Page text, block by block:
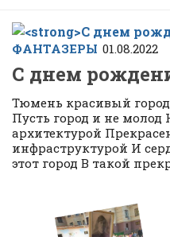
ФАНТАЗЕРЫ 01.08.2022
С днем
Тюмень красивый
Пусть город и не
архитектурой
инфраструктурой И
этот город В такой